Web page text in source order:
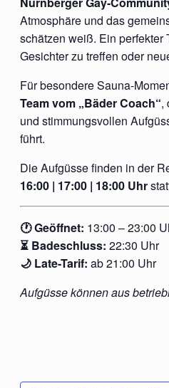
Atmosphäre und das
schätzen weiß. Ein perfekter
Gesichter zu treffen oder
Für besondere Sauna-
Team vom „Bäder Coach“,
und stimmungsvollen
führt.
Die Aufgüsse finden in der
16:00 | 17:00 | 18:00 Uhr
🕐 Geöffnet: 13:00 – 23:00
⏳ Badeschluss: 22:30 Uhr
🌙 Late-Tarif: ab 21:00 Uhr
Aufgüsse können aus